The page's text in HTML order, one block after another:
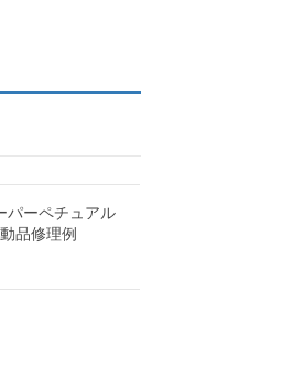
パーペチュアル
品修理例